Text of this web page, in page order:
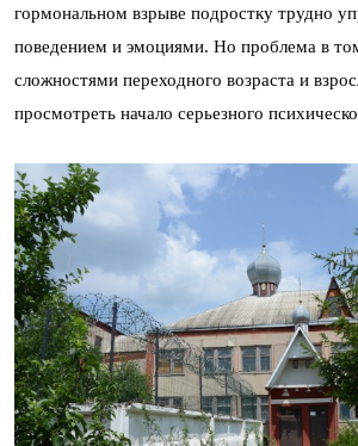
гормональном взрыве подростку трудно
поведением и эмоциями. Но проблема в
сложностями переходного возраста и
просмотреть начало серьезного